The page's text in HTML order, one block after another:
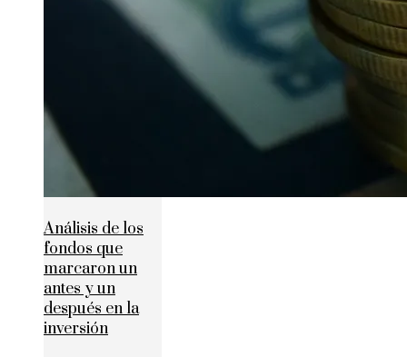
Análisis de los
fondos que
marcaron un
antes y un
después en la
inversión